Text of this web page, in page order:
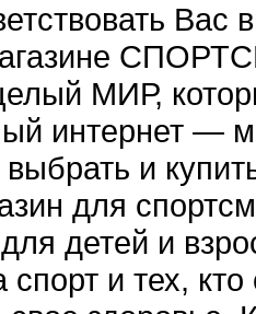
Вас
МИР,
интернет —
и
для
детей и
спорт и тех,